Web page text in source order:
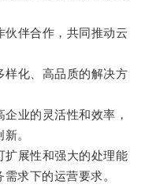
伴合作，共同推动云
化、高品质的解决方
业的灵活性和效率，
。
展性和强大的处理能
求下的运营要求。